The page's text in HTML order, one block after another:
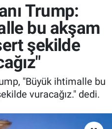
Trump:
bu akşam
şekilde
"Büyük ihtimalle bu
vuracağız." dedi.